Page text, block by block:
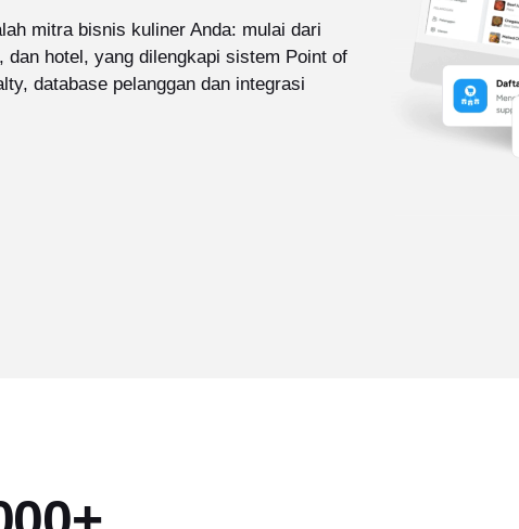
mitra bisnis kuliner Anda: mulai dari
hotel, yang dilengkapi sistem Point of
database pelanggan dan integrasi